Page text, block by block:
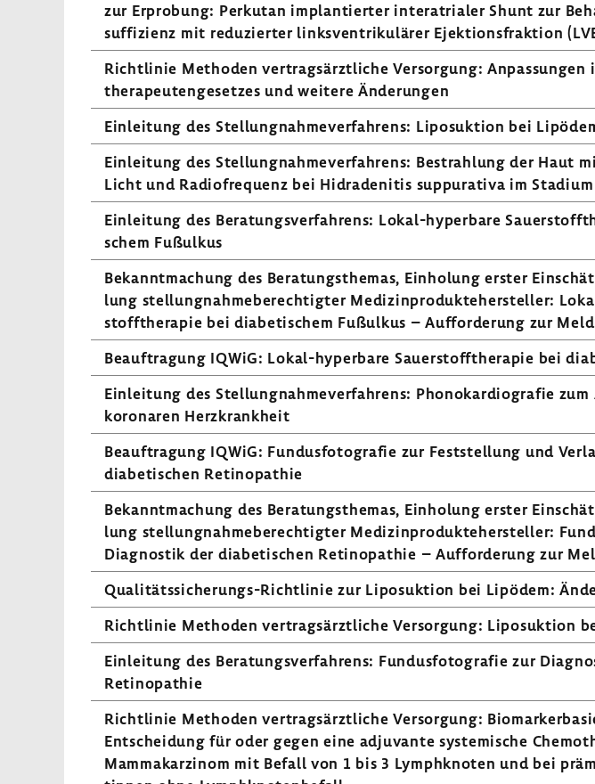
zur Erpro­bung: Perkutan implan­tierter inte­ra­trialer Shunt zur
suf­fi­zienz mit redu­zierter links­ven­tri­ku­lärer Ejek­ti­ons­frak­tion
Richt­linie Methoden vertrags­ärzt­liche Versor­gung: Anpas­sungen
the­ra­peu­ten­ge­setzes und weitere Ände­rungen
Einlei­tung des Stel­lung­nah­me­ver­fah­rens: Lipo­suk­tion bei
Einlei­tung des Stel­lung­nah­me­ver­fah­rens: Bestrah­lung der Haut
Licht und Radio­fre­quenz bei Hidra­de­nitis suppu­ra­tiva im
Einlei­tung des Bera­tungs­ver­fah­rens: Lokal-​hyperbare
schem Fußulkus
Bekannt­ma­chung des Bera­tungs­themas, Einho­lung erster
lung stel­lung­nah­me­be­rech­tigter Medi­zin­pro­dukte­her­steller:
stoff­the­rapie bei diabe­ti­schem Fußulkus – Auffor­de­rung zur
Beauf­tra­gung IQWiG: Lokal-​hyperbare Sauer­stoff­the­rapie bei
Einlei­tung des Stel­lung­nah­me­ver­fah­rens: Phono­kar­dio­grafie zum
koro­naren Herz­krank­heit
Beauf­tra­gung IQWiG: Fundus­fo­to­grafie zur Fest­stel­lung und
diabe­ti­schen Reti­no­pa­thie
Bekannt­ma­chung des Bera­tungs­themas, Einho­lung erster
lung stel­lung­nah­me­be­rech­tigter Medi­zin­pro­dukte­her­steller:
Diagnostik der diabe­ti­schen Reti­no­pa­thie – Auffor­de­rung zur
Qualitätssicherungs-​Richtlinie zur Lipo­suk­tion bei Lipödem:
Richt­linie Methoden vertrags­ärzt­liche Versor­gung: Lipo­suk­tion
Einlei­tung des Bera­tungs­ver­fah­rens: Fundus­fo­to­grafie zur
Reti­no­pa­thie
Richt­linie Methoden vertrags­ärzt­liche Versor­gung:
Entschei­dung für oder gegen eine adju­vante syste­mi­sche
Mamma­kar­zinom mit Befall von 1 bis 3 Lymph­knoten und bei